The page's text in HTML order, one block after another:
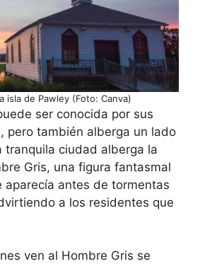
isla de Pawley (Foto: Canva)
ser conocida por sus
pero también alberga un lado
tranquila ciudad alberga la
Gris, una figura fantasmal
aparecía antes de tormentas
a los residentes que
ven al Hombre Gris se